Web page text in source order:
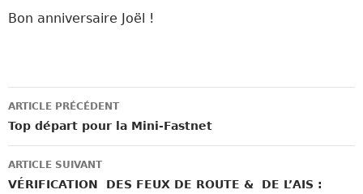
Bon anniversaire Joël !
Navigation
des
articles
ARTICLE PRÉCÉDENT
Top départ pour la Mini-Fastnet
ARTICLE SUIVANT
VÉRIFICATION DES FEUX DE ROUTE & DE L’AIS :